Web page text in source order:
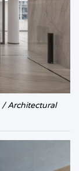
Architectural